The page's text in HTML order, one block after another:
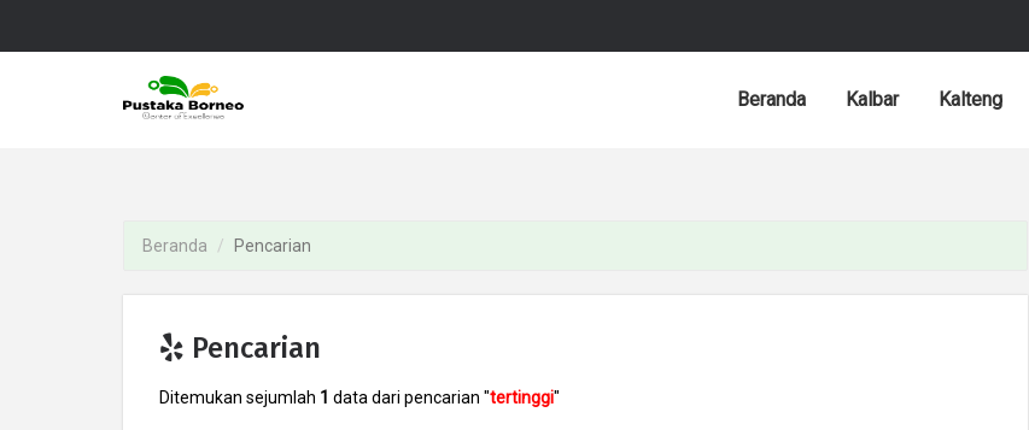
Beranda Kalbar Kalteng
Beranda Pencarian
Pencarian
Ditemukan sejumlah 1 data dari pencarian "tertinggi"